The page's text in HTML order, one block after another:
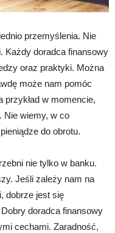
przemyślenia. Nie
Każdy doradca finansowy
oraz praktyki. Można
może nam pomóc
przykład w momencie,
Nie wiemy, w co
do obrotu.
nie tylko w banku.
Jeśli zależy nam na
dobrze jest się
doradca finansowy
cechami. Zaradność,